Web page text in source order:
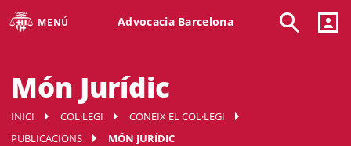
MENÚ Advocacia Barcelona
Món Jurídic
INICI COL·LEGI
CONEIX EL COL·LEGI
PUBLICACIONS
MÓN JURÍDIC